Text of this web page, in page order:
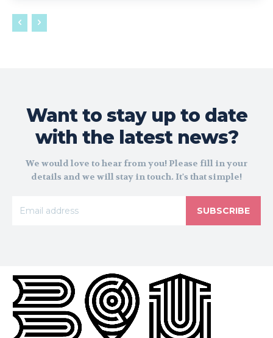
Want to stay up to date
with the latest news?
We would love to hear from you! Please fill in your
details and we will stay in touch. It's that simple!
SUBSCRIBE